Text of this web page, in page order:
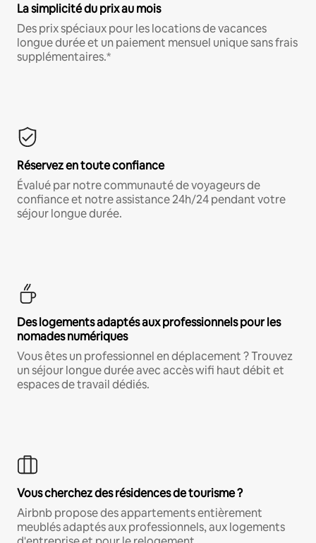
La simplicité du prix au mois
Des prix spéciaux pour les locations de vacances
longue durée et un paiement mensuel unique sans frais
supplémentaires.*
Réservez en toute confiance
Évalué par notre communauté de voyageurs de
confiance et notre assistance 24h/24 pendant votre
séjour longue durée.
Des logements adaptés aux professionnels pour les
nomades numériques
Vous êtes un professionnel en déplacement ? Trouvez
un séjour longue durée avec accès wifi haut débit et
espaces de travail dédiés.
Vous cherchez des résidences de tourisme ?
Airbnb propose des appartements entièrement
meublés adaptés aux professionnels, aux logements